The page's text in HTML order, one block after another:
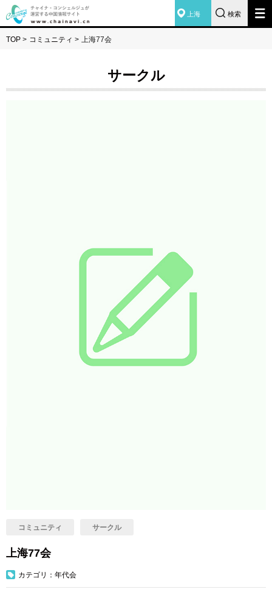
上海 検索
TOP > コミュニティ > 上海77会
サークル
コミュニティ サークル
上海77会
カテゴリ：年代会